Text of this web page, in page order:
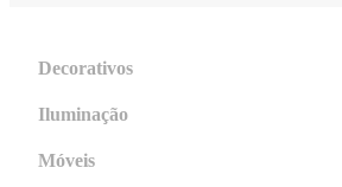
Decorativos
Iluminação
Móveis